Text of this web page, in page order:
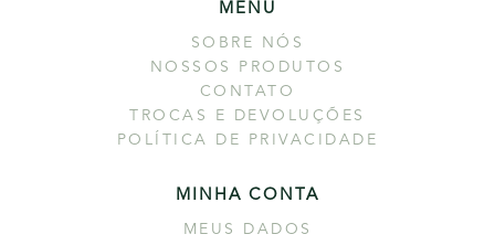
MENU
SOBRE NÓS
NOSSOS PRODUTOS
CONTATO
TROCAS E DEVOLUÇÕES
POLÍTICA DE PRIVACIDADE
MINHA CONTA
MEUS DADOS